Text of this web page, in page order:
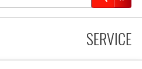
SERVICE